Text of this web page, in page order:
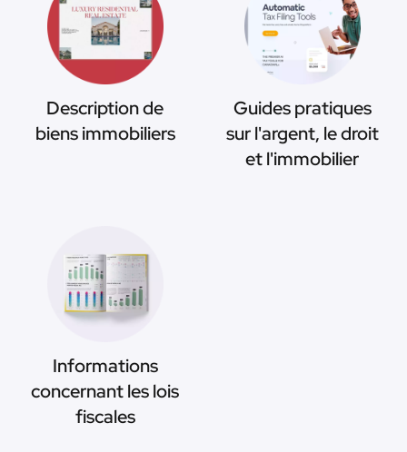
Description de
biens immobiliers
Guides pratiques
sur l'argent, le droit
et l'immobilier
Informations
concernant les lois
fiscales